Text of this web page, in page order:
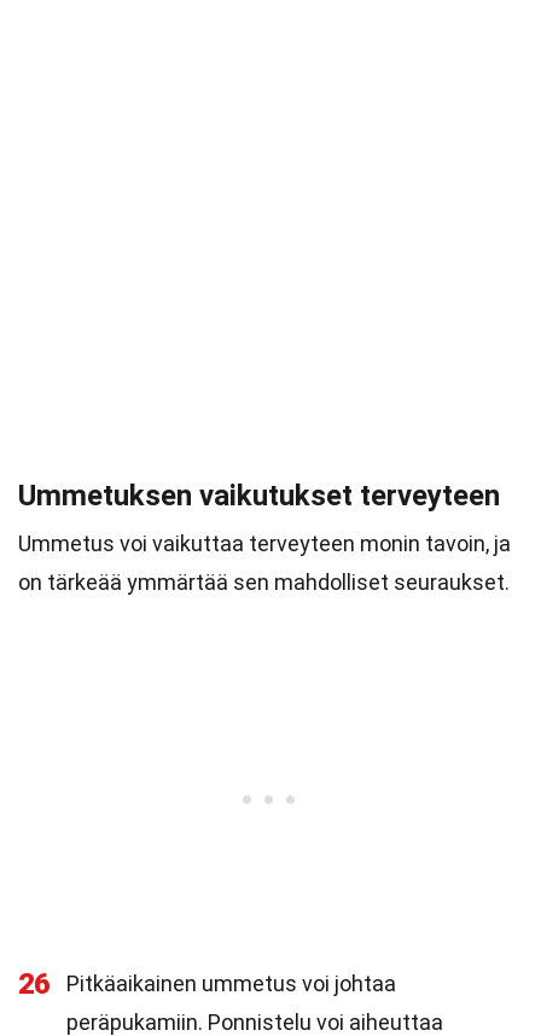
Ummetuksen vaikutukset terveyteen
Ummetus voi vaikuttaa terveyteen monin tavoin, ja
on tärkeää ymmärtää sen mahdolliset seuraukset.
26
Pitkäaikainen ummetus voi johtaa
peräpukamiin. Ponnistelu voi aiheuttaa